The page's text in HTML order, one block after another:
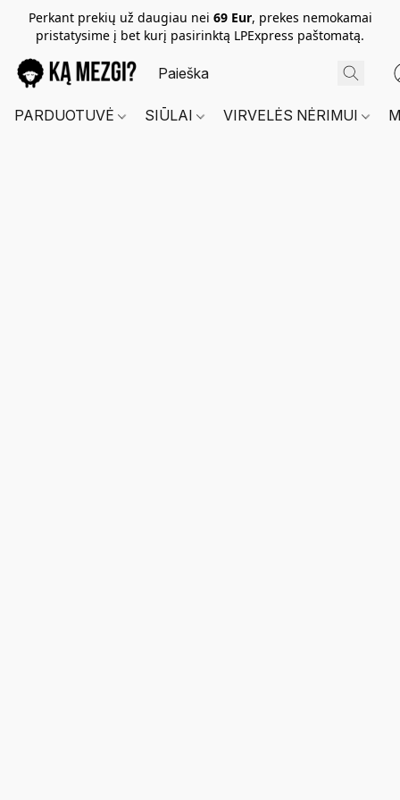
Perkant prekių už daugiau nei 69 Eur, prekes nemokamai
pristatysime į bet kurį pasirinktą LPExpress paštomatą.
PARDUOTUVĖ SIŪLAI VIRVELĖS NĖRIMUI